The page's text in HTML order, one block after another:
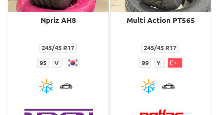
Npriz AH8
245/45 R17
95 V
Multi Action PT565
245/45 R17
99 Y